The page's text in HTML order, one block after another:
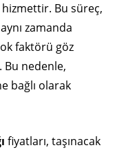
Bu süreç,
zamanda
faktörü göz
nedenle,
bağlı olarak
fiyatları, taşınacak